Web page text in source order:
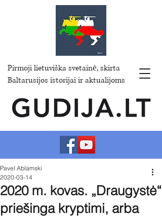
Pirmoji lietuviška svetainė, skirta
Baltarusijos istorijai ir aktualijoms
2020 m. kovas. „Draugystė“
priešinga kryptimi, arba
Pavel Ablamski
2020-03-14